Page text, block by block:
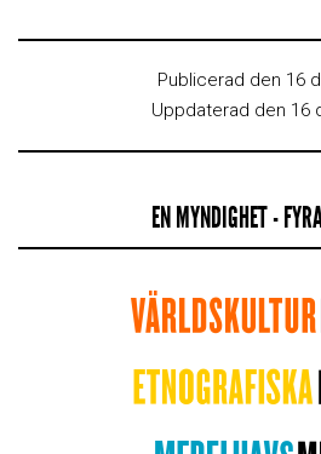
Publicerad den 16
Uppdaterad den 16
EN MYNDIGHET -